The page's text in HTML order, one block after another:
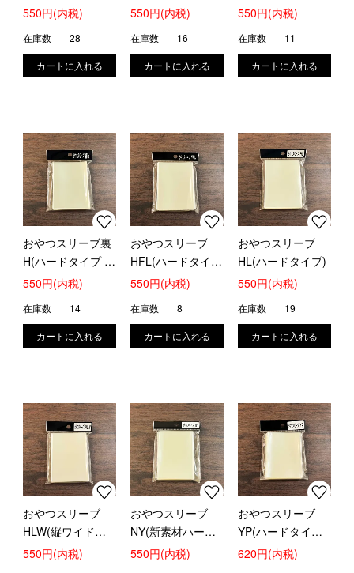
ドタイプ)
550円(内税)
在庫数 28
ドタイプ)
550円(内税)
在庫数 16
イズのハードタイ
550円(内税)
在庫数 11
おやつスリーブ裏
H(ハードタイプ キ
ャラスリの上に)
550円(内税)
在庫数 14
おやつスリーブ
HFL(ハードタイ
プ)
550円(内税)
在庫数 8
おやつスリーブ
HL(ハードタイプ)
550円(内税)
在庫数 19
おやつスリーブ
HLW(縦ワイドな
ハードタイプ)新サ
550円(内税)
おやつスリーブ
NY(新素材ハード
タイプ)
550円(内税)
おやつスリーブ
YP(ハードタイプ
遊戯王4重目)
620円(内税)